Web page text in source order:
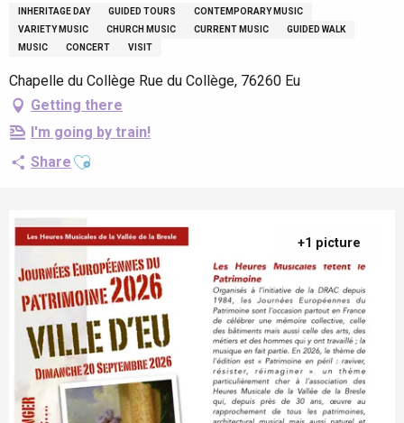
INHERITAGE DAY GUIDED TOURS
CONTEMPORARY MUSIC
VARIETY MUSIC
CHURCH MUSIC CURRENT MUSIC
GUIDED WALK
MUSIC
CONCERT VISIT
Chapelle du Collège Rue du Collège, 76260 Eu
Getting there
I'm going by train!
Share Ajouter aux favoris
+1 picture